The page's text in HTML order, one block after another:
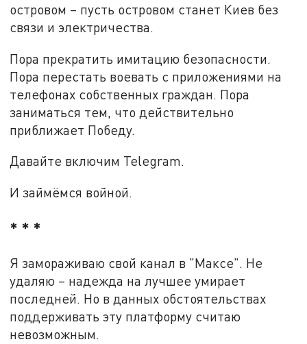
островом – пусть островом станет Киев без
связи и электричества.
Пора прекратить имитацию безопасности.
Пора перестать воевать с приложениями на
телефонах собственных граждан. Пора
заниматься тем, что действительно
приближает Победу.
Давайте включим Telegram.
И займёмся войной.
* * *
Я замораживаю свой канал в "Максе". Не
удаляю – надежда на лучшее умирает
последней. Но в данных обстоятельствах
поддерживать эту платформу считаю
невозможным.